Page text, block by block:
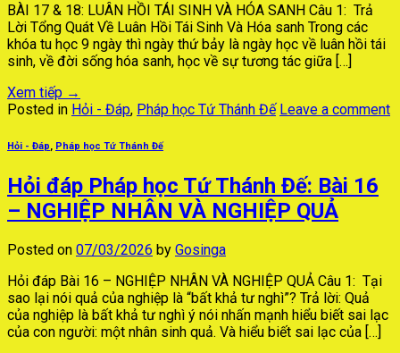
BÀI 17 & 18: LUÂN HỒI TÁI SINH VÀ HÓA SANH Câu 1: Trả
Lời Tổng Quát Về Luân Hồi Tái Sinh Và Hóa sanh Trong các
khóa tu học 9 ngày thì ngày thứ bảy là ngày học về luân hồi tái
sinh, về đời sống hóa sanh, học về sự tương tác giữa […]
Xem tiếp →
Posted in Hỏi - Đáp, Pháp học Tứ Thánh Đế Leave a comment
Hỏi - Đáp Pháp học Tứ Thánh Đế
Hỏi đáp Pháp học Tứ Thánh Đế: Bài 16
– NGHIỆP NHÂN VÀ NGHIỆP QUẢ
Posted on 07/03/2026 by Gosinga
Hỏi đáp Bài 16 – NGHIỆP NHÂN VÀ NGHIỆP QUẢ Câu 1: Tại
sao lại nói quả của nghiệp là “bất khả tư nghì”? Trả lời: Quả
của nghiệp là bất khả tư nghì ý nói nhấn mạnh hiểu biết sai lạc
của con người: một nhân sinh quả. Và hiểu biết sai lạc của […]